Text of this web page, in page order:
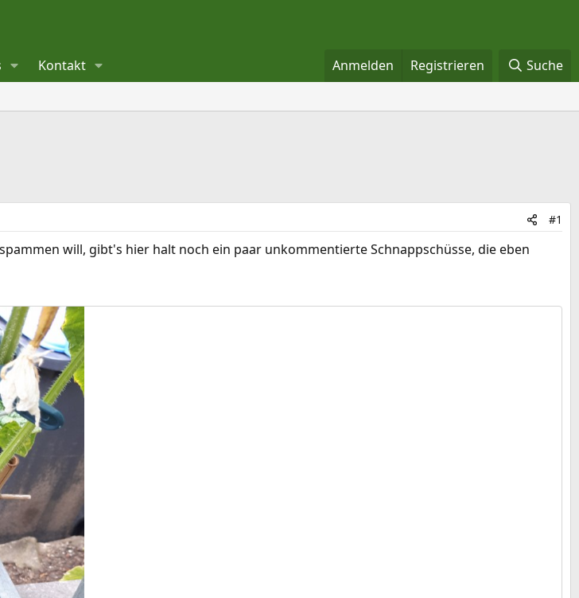
Kontakt Anmelden Registrieren Suche
#1
will, gibt's hier halt noch ein paar unkommentierte Schnappschüsse, die eben